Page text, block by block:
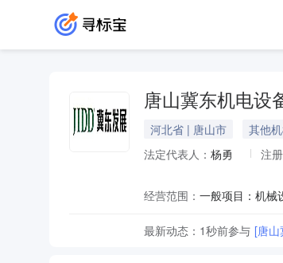
唐山冀东机电设
河北省 | 唐山市 其他
法定代表人： 杨勇 注
经营范围：
最新动态： 1秒前参与 [唐